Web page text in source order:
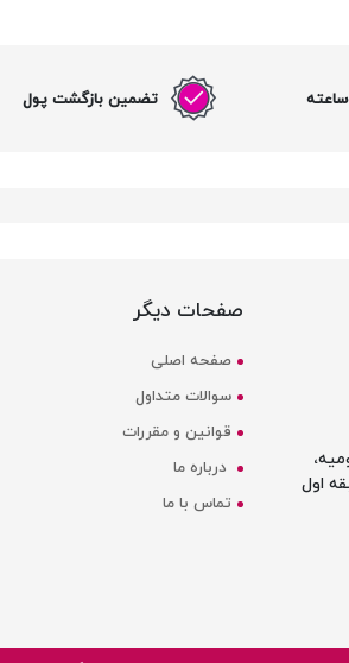
تضمین بازگشت پول
صفحات دیگر
صفحه اصلی
سوالات متداول
قوانین و مقررات
درباره ما
تماس با ما